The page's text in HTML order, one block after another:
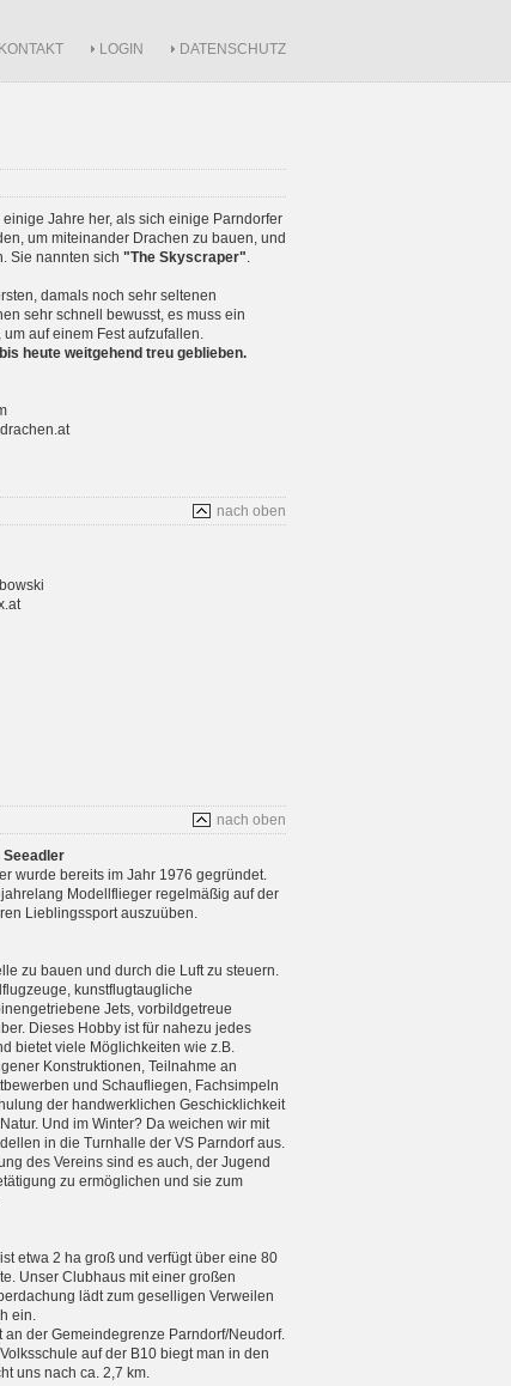
KONTAKT LOGIN DATENSCHUTZ
Jahre her, als sich einige Parndorfer
um miteinander Drachen zu bauen, und
Sie nannten sich "The Skyscraper".
damals noch sehr seltenen
sehr schnell bewusst, es muss ein
auf einem Fest aufzufallen.
heute weitgehend treu geblieben.
nach oben
nach oben
Seeadler
wurde bereits im Jahr 1976 gegründet.
Modellflieger regelmäßig auf der
Lieblingssport auszuüben.
zu bauen und durch die Luft zu steuern.
kunstflugtaugliche
Jets, vorbildgetreue
Dieses Hobby ist für nahezu jedes
bietet viele Möglichkeiten wie z.B.
Konstruktionen, Teilnahme an
und Schaufliegen, Fachsimpeln
der handwerklichen Geschicklichkeit
Und im Winter? Da weichen wir mit
in die Turnhalle der VS Parndorf aus.
des Vereins sind es auch, der Jugend
zu ermöglichen und sie zum
etwa 2 ha groß und verfügt über eine 80
Unser Clubhaus mit einer großen
lädt zum geselligen Verweilen
ein.
an der Gemeindegrenze Parndorf/Neudorf.
auf der B10 biegt man in den
uns nach ca. 2,7 km.